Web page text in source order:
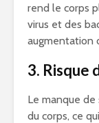
rend le corps
virus et des
augmentation
3. Risque
Le manque de
du corps, ce